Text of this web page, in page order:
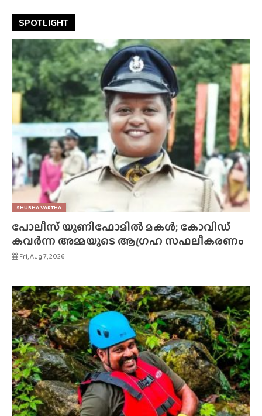
SPOTLIGHT
SHUBHA VARTHA
പോലീസ് യൂണിഫോമിൽ മകൾ; കോവിഡ്
കവർന്ന അമ്മയുടെ ആഗ്രഹ സഫലീകരണം
Fri, Aug 7, 2026